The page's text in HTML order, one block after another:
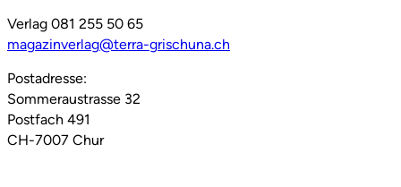
Verlag 081 255 50 65
magazinverlag@terra-grischuna.ch
Postadresse:
Sommeraustrasse 32
Postfach 491
CH-7007 Chur